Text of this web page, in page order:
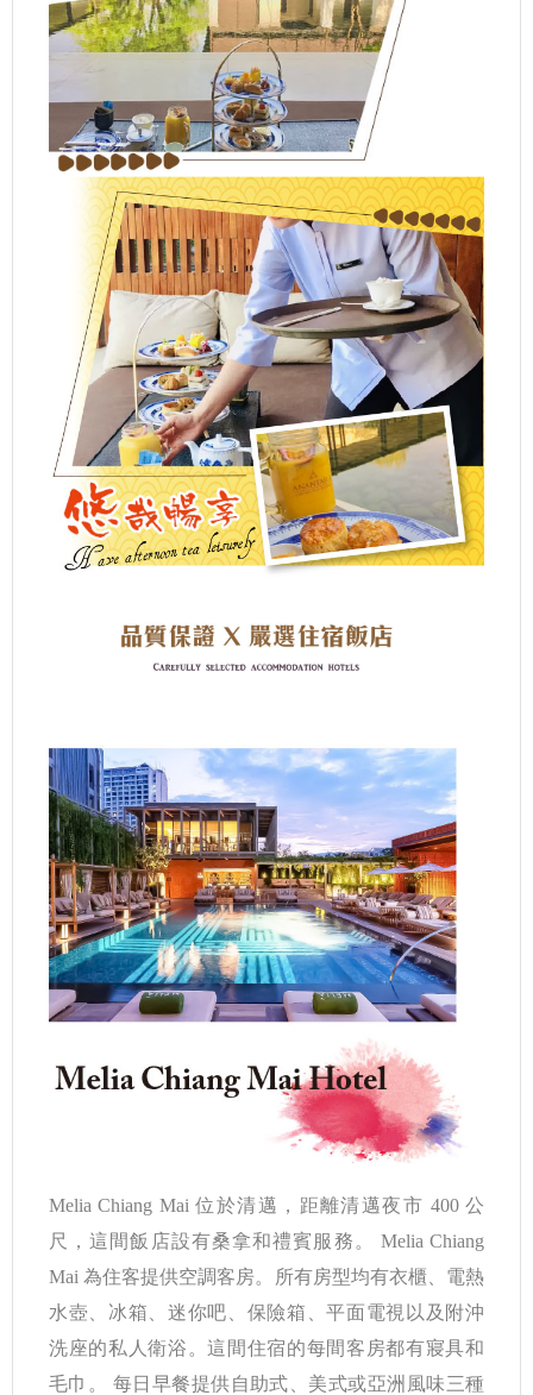
Melia Chiang Mai 位於清邁，距離清邁夜市 400 公
尺，這間飯店設有桑拿和禮賓服務。 Melia Chiang
Mai 為住客提供空調客房。所有房型均有衣櫃、電熱
水壺、冰箱、迷你吧、保險箱、平面電視以及附沖
洗座的私人衛浴。這間住宿的每間客房都有寢具和
毛巾。 每日早餐提供自助式、美式或亞洲風味三種